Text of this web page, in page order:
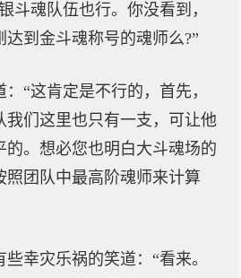
斗魂队伍也行。你没看到，
到金斗魂称号的魂师么?”
“这肯定是不行的，首先，
我们这里也只有一支，可让他
的。想必您也明白大斗魂场的
照团队中最高阶魂师来计算
幸灾乐祸的笑道：“看来。